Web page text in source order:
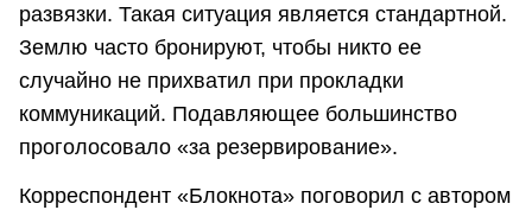
развязки. Такая ситуация является стандартной.
Землю часто бронируют, чтобы никто ее
случайно не прихватил при прокладки
коммуникаций. Подавляющее большинство
проголосовало «за резервирование».
Корреспондент «Блокнота» поговорил с автором